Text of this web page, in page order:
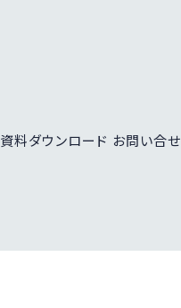
資料ダウンロード お問い合せ